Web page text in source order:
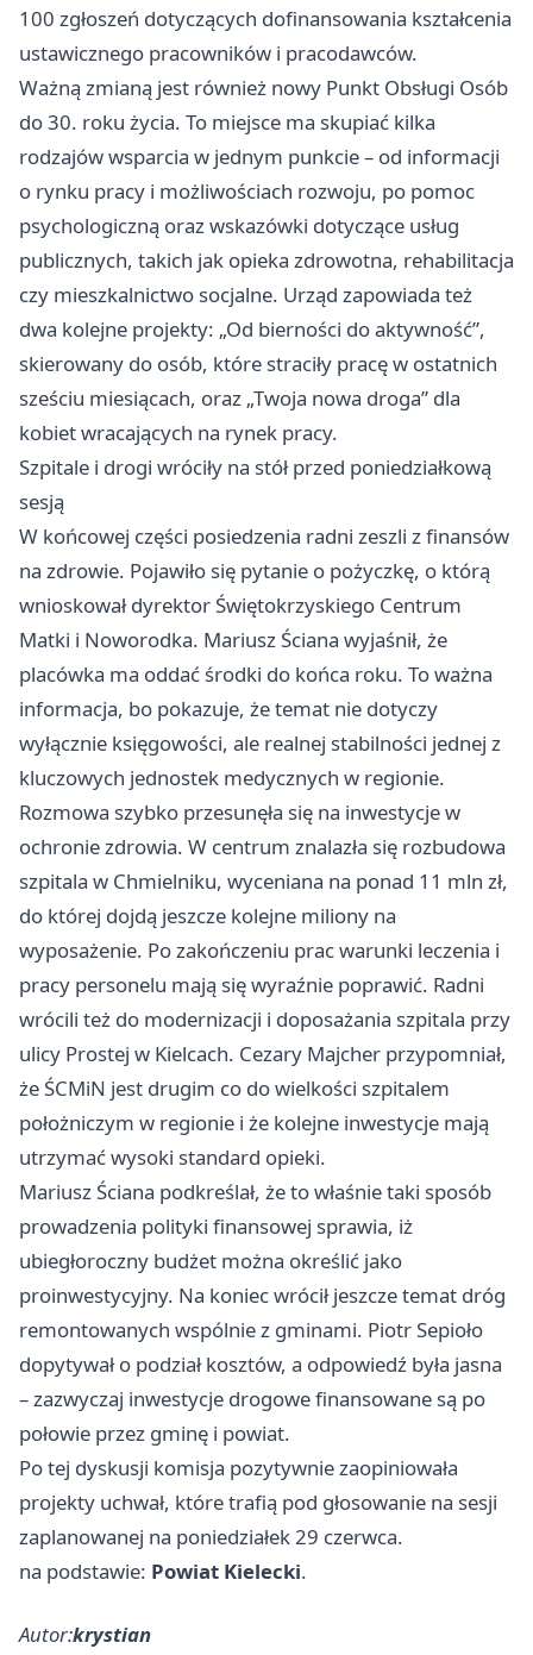
100 zgłoszeń dotyczących dofinansowania kształcenia
ustawicznego pracowników i pracodawców.
Ważną zmianą jest również nowy Punkt Obsługi Osób
do 30. roku życia. To miejsce ma skupiać kilka
rodzajów wsparcia w jednym punkcie – od informacji
o rynku pracy i możliwościach rozwoju, po pomoc
psychologiczną oraz wskazówki dotyczące usług
publicznych, takich jak opieka zdrowotna, rehabilitacja
czy mieszkalnictwo socjalne. Urząd zapowiada też
dwa kolejne projekty: „Od bierności do aktywność”,
skierowany do osób, które straciły pracę w ostatnich
sześciu miesiącach, oraz „Twoja nowa droga” dla
kobiet wracających na rynek pracy.
Szpitale i drogi wróciły na stół przed poniedziałkową
sesją
W końcowej części posiedzenia radni zeszli z finansów
na zdrowie. Pojawiło się pytanie o pożyczkę, o którą
wnioskował dyrektor Świętokrzyskiego Centrum
Matki i Noworodka. Mariusz Ściana wyjaśnił, że
placówka ma oddać środki do końca roku. To ważna
informacja, bo pokazuje, że temat nie dotyczy
wyłącznie księgowości, ale realnej stabilności jednej z
kluczowych jednostek medycznych w regionie.
Rozmowa szybko przesunęła się na inwestycje w
ochronie zdrowia. W centrum znalazła się rozbudowa
szpitala w Chmielniku, wyceniana na ponad 11 mln zł,
do której dojdą jeszcze kolejne miliony na
wyposażenie. Po zakończeniu prac warunki leczenia i
pracy personelu mają się wyraźnie poprawić. Radni
wrócili też do modernizacji i doposażania szpitala przy
ulicy Prostej w Kielcach. Cezary Majcher przypomniał,
że ŚCMiN jest drugim co do wielkości szpitalem
położniczym w regionie i że kolejne inwestycje mają
utrzymać wysoki standard opieki.
Mariusz Ściana podkreślał, że to właśnie taki sposób
prowadzenia polityki finansowej sprawia, iż
ubiegłoroczny budżet można określić jako
proinwestycyjny. Na koniec wrócił jeszcze temat dróg
remontowanych wspólnie z gminami. Piotr Sepioło
dopytywał o podział kosztów, a odpowiedź była jasna
– zazwyczaj inwestycje drogowe finansowane są po
połowie przez gminę i powiat.
Po tej dyskusji komisja pozytywnie zaopiniowała
projekty uchwał, które trafią pod głosowanie na sesji
zaplanowanej na poniedziałek 29 czerwca.
na podstawie: Powiat Kielecki.
Autor:krystian